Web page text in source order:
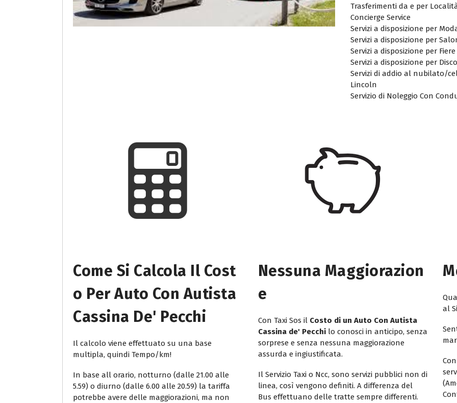
Trasferimenti da e per
Concierge Service
Servizi a disposizione per
Servizi a disposizione per
Servizi a disposizione per Fiere
Servizi a disposizione per
Servizi di addio al nubilato/
Lincoln
Servizio di Noleggio Con
Come Si Calcola Il Cost
O Per Auto Con Autista
Cassina De' Pecchi
Il calcolo viene effettuato su una base
multipla, quindi Tempo/km!
In base all orario, notturno (dalle 21.00 alle
5.59) o diurno (dalle 6.00 alle 20.59) la tariffa
potrebbe avere delle maggiorazioni, ma non
Nessuna Maggiorazion
E
Con Taxi Sos il Costo di un Auto Con Autista
Cassina de' Pecchilo conosci in anticipo, senza
sorprese e senza nessuna maggiorazione
assurda e ingiustificata.
Il Servizio Taxi o Ncc, sono servizi pubblici non di
linea, così vengono definiti. A differenza del
Bus effettuano delle tratte sempre differenti.
al